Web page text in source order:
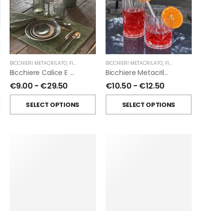
BICCHIERI METACRILATO, FIORIRA' UN GIARDINO
Bicchiere Calice E Bottiglia Metacrilati Effetto Martellato Verde Di Fiorirà Un Giardino
€9.00 - €29.50
SELECT OPTIONS
BICCHIERI METACRILATO, FIORIRA' UN GIARDINO
Bicchiere Metacrilato Diamante Di Fiorirà Un Giardino
€10.50 - €12.50
SELECT OPTIONS